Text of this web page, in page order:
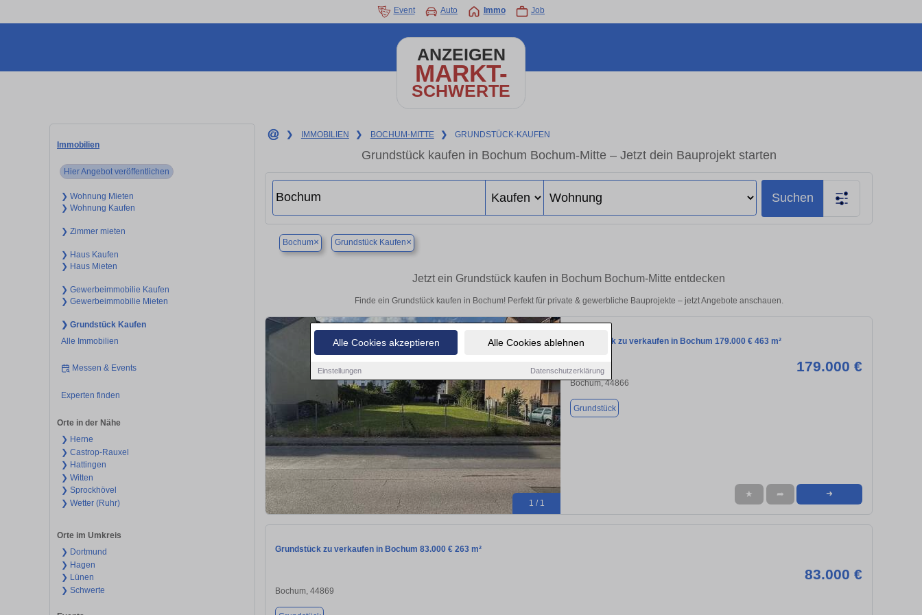
Alle Cookies akzeptieren Alle Cookies ablehnen
Einstellungen Datenschutzerklärung
Event Auto Immo Job
ANZEIGEN
MARKT-
SCHWERTE
Immobilien
Hier Angebot veröffentlichen
❯ Wohnung Mieten
❯ Wohnung Kaufen
❯ Zimmer mieten
❯ Haus Kaufen
❯ Haus Mieten
❯ Gewerbeimmobilie Kaufen
❯ Gewerbeimmobilie Mieten
❯ Grundstück Kaufen
Alle Immobilien
Messen & Events
Experten finden
Orte in der Nähe
❯ Herne
❯ Castrop-Rauxel
❯ Hattingen
❯ Witten
❯ Sprockhövel
❯ Wetter (Ruhr)
Orte im Umkreis
❯ Dortmund
❯ Hagen
❯ Lünen
❯ Schwerte
❯ IMMOBILIEN ❯ BOCHUM-MITTE ❯ GRUNDSTÜCK-KAUFEN
Grundstück kaufen in Bochum Bochum-Mitte – Jetzt dein Bauprojekt starten
Suchen
Bochum× Grundstück Kaufen×
Jetzt ein Grundstück kaufen in Bochum Bochum-Mitte entdecken
Finde ein Grundstück kaufen in Bochum! Perfekt für private & gewerbliche Bauprojekte – jetzt Angebote anschauen.
1 / 1
Grundstück zu verkaufen in Bochum 179.000 € 463 m²
179.000 €
Bochum, 44866
Grundstück
★ ➦ ➜
Grundstück zu verkaufen in Bochum 83.000 € 263 m²
83.000 €
Bochum, 44869